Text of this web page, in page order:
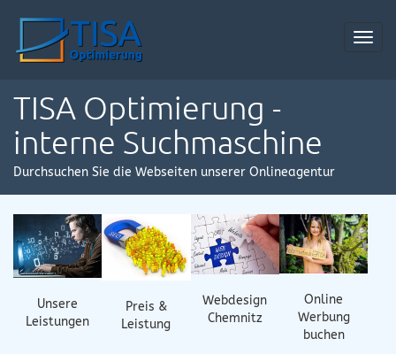
TISA Optimierung -
interne Suchmaschine
Durchsuchen Sie die Webseiten unserer Onlineagentur
Unsere
Leistungen
Preis &
Leistung
Webdesign
Chemnitz
Online
Werbung
buchen